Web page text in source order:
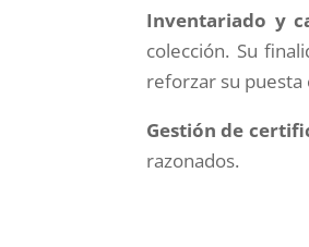
Inventariado y
colección. Su
reforzar su puesta
Gestión de
razonados.